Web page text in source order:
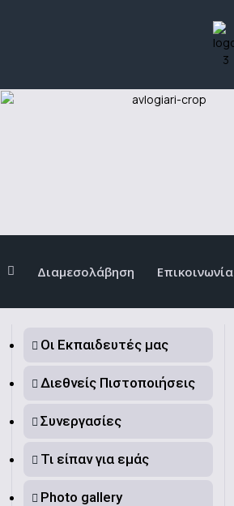
Διαμεσολάβηση Επικοινωνία
Οι Εκπαιδευτές μας
Διεθνείς Πιστοποιήσεις
Συνεργασίες
Τι είπαν για εμάς
Photo gallery